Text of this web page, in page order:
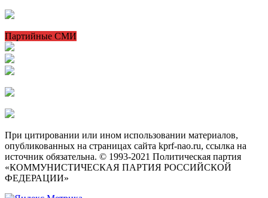
Партийные СМИ
При цитировании или ином использовании материалов,
опубликованных на страницах сайта kprf-nao.ru, ссылка на
источник обязательна. © 1993-2021 Политическая партия
«КОММУНИСТИЧЕСКАЯ ПАРТИЯ РОССИЙСКОЙ
ФЕДЕРАЦИИ»